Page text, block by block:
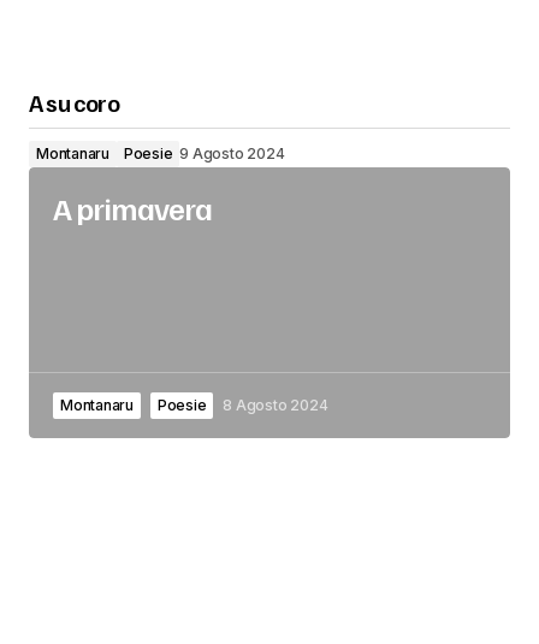
A su coro
Montanaru Poesie 9 Agosto 2024
A primavera
Montanaru Poesie 8 Agosto 2024